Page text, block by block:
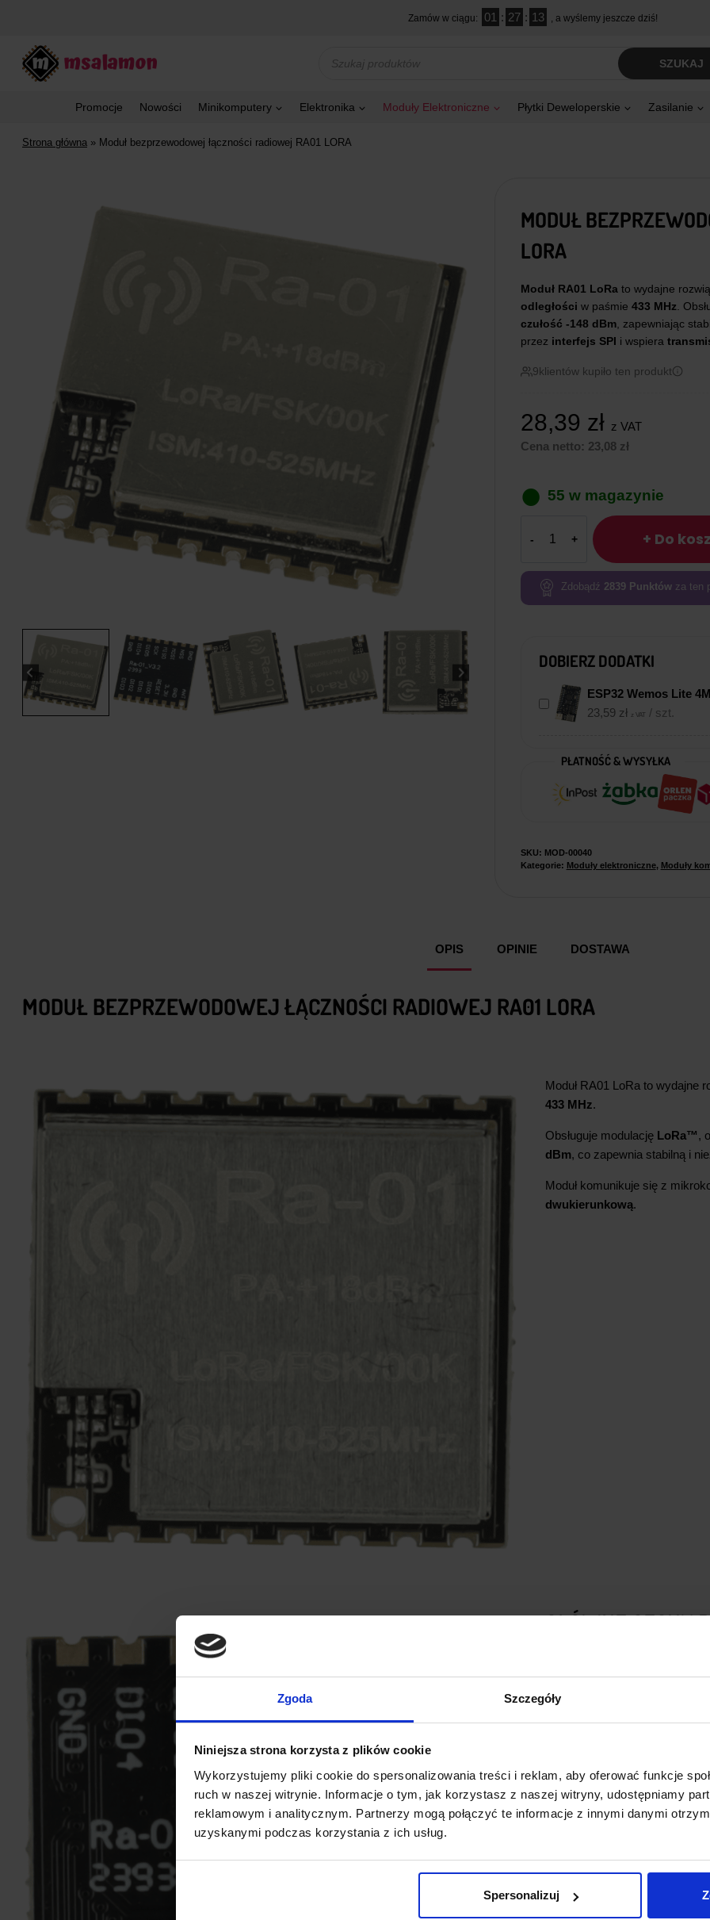
Zgoda Szczegóły
Niniejsza strona korzysta z plików cookie
Wykorzystujemy pliki cookie do spersonalizowania treści i reklam, aby oferować funkcje
ruch w naszej witrynie. Informacje o tym, jak korzystasz z naszej witryny, udostępniamy
reklamowym i analitycznym. Partnerzy mogą połączyć te informacje z innymi danymi
uzyskanymi podczas korzystania z ich usług.
Spersonalizuj
Zamów w ciągu: 01 : 27 : 11 , a wyślemy jeszcze dziś!
produktów
SZUKAJ
Promocje Nowości Minikomputery Elektronika Moduły Elektroniczne Płytki Deweloperskie Zasilanie
Strona główna » Moduł bezprzewodowej łączności radiowej RA01 LORA
MODUŁ
LORA
Moduł RA01 LoRato wydajne
odległości w paśmie 433 MHz.
czułość -148 dBm, zapewniając
przez interfejs SPI i wspiera
9klientów kupiło ten produkt
28,39 zł z VAT
Cena netto: 23,08 zł
55 w magazynie
Moduł
bezprzewodowej
łączności
radiowej
+ Do
Zdobądź 2839Punktówza ten
DOBIERZ DODATKI
ESP32 Wemos Lite
23,59 zł z VAT / szt.
PŁATNOŚĆ & WYSYŁKA
SKU: MOD-00040
Kategorie: Moduły elektroniczne, Moduły
OPIS OPINIE DOSTAWA
MODUŁ BEZPRZEWODOWEJ ŁĄCZNOŚCI RADIOWEJ RA01 LORA
Moduł RA01 LoRa to wydajne
433 MHz.
Obsługuje modulację LoRa™,
dBm, co zapewnia stabilną i
Moduł komunikuje się z
dwukierunkową.
GŁÓWNE CECHY
Dzięki wysokiej czułości
Wiele trybów pracy
Dwukierunkowa
Mechanizm ACK
Szerokie wsparcie
Moduł obsługuje
umożliwia dopasowanie do
Kompaktowe wymiary i
Niewielki rozmiar oraz